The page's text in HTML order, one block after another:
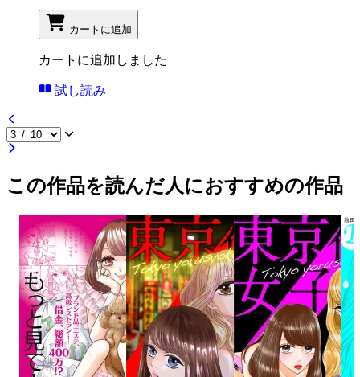
カートに追加
カートに追加しました
試し読み
この作品を読んだ人におすすめの作品